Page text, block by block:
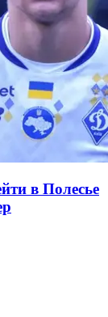
в Полесье